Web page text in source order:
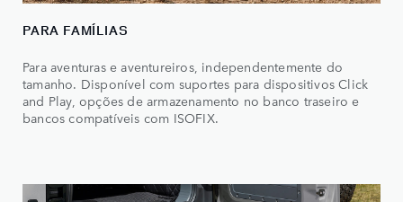
PARA FAMÍLIAS
Para aventuras e aventureiros, independentemente do
tamanho. Disponível com suportes para dispositivos Click
and Play, opções de armazenamento no banco traseiro e
bancos compatíveis com ISOFIX.